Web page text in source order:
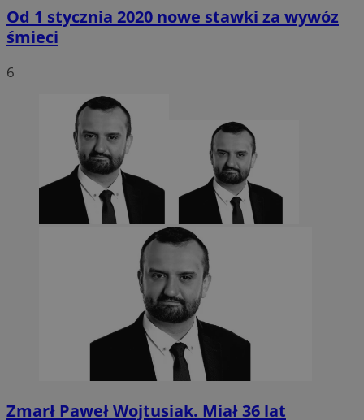
Od 1 stycznia 2020 nowe stawki za wywóz
śmieci
6
Zmarł Paweł Wojtusiak. Miał 36 lat